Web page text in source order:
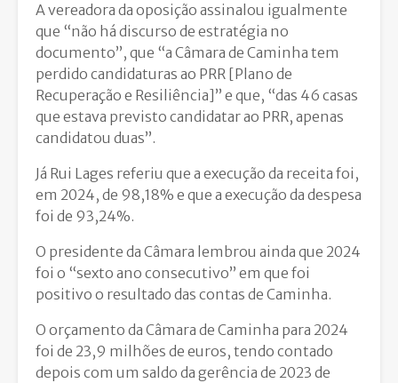
A vereadora da oposição assinalou igualmente
que “não há discurso de estratégia no
documento”, que “a Câmara de Caminha tem
perdido candidaturas ao PRR [Plano de
Recuperação e Resiliência]” e que, “das 46 casas
que estava previsto candidatar ao PRR, apenas
candidatou duas”.
Já Rui Lages referiu que a execução da receita foi,
em 2024, de 98,18% e que a execução da despesa
foi de 93,24%.
O presidente da Câmara lembrou ainda que 2024
foi o “sexto ano consecutivo” em que foi
positivo o resultado das contas de Caminha.
O orçamento da Câmara de Caminha para 2024
foi de 23,9 milhões de euros, tendo contado
depois com um saldo da gerência de 2023 de